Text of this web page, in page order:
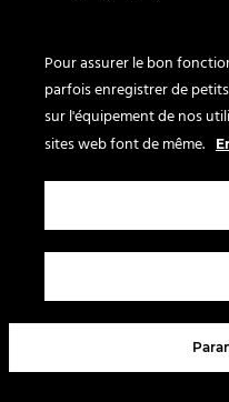
PARIS – France
Corner
le Bon Marché
24 rue de Sèvres
France
© 2025 Le Typographe - Brussels
Pour assurer le bon
parfois enregistrer de
sur l'équipement de nos
sites web font de même.